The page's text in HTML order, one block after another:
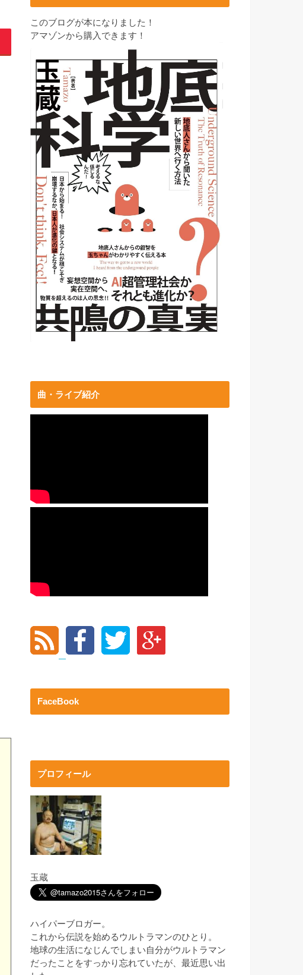
このブログが本になりました！
アマゾンから購入できます！
曲・ライブ紹介
FaceBook
プロフィール
玉蔵
ハイパーブロガー。
これから伝説を始めるウルトラマンのひとり。
地球の生活になじんでしまい自分がウルトラマン
だったことをすっかり忘れていたが、最近思い出